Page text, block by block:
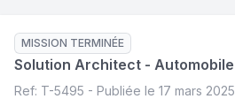
Solution Architect - Automobile
MISSION TERMINÉE
Ref: T-5495 - Publiée le 17 mars 2025